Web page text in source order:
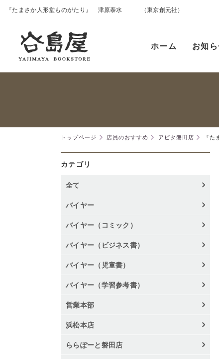
『たまさか人形堂ものがたり』 津原泰水 （東京創元社）
ホーム お知
トップページ 店員のおすすめ アピタ磐田店 『
カテゴリ
全て
バイヤー
バイヤー（コミック）
バイヤー（ビジネス書）
バイヤー（児童書）
バイヤー（学習参考書）
営業本部
浜松本店
ららぽーと磐田店